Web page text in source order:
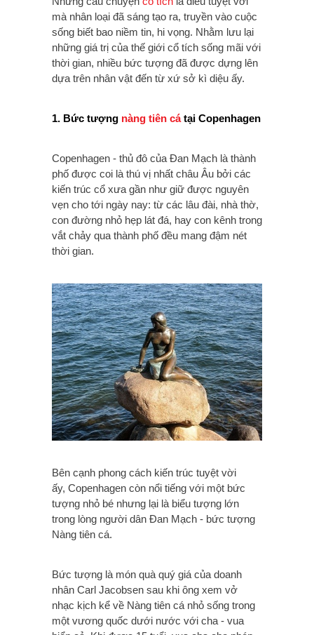
mà nhân loại đã sáng tạo ra, truyền vào cuộc
sống biết bao niềm tin, hi vọng. Nhằm lưu lại
những giá trị của thế giới cổ tích sống mãi với
thời gian, nhiều bức tượng đã được dựng lên
dựa trên nhân vật đến từ xứ sở kì diệu ấy.
1. Bức tượng nàng tiên cátại Copenhagen
Copenhagen - thủ đô của Đan Mạch là thành
phố được coi là thú vị nhất châu Âu bởi các
kiến trúc cổ xưa gần như giữ được nguyên
vẹn cho tới ngày nay: từ các lâu đài, nhà thờ,
con đường nhỏ hẹp lát đá, hay con kênh trong
vắt chảy qua thành phố đều mang đậm nét
thời gian.
Bên cạnh phong cách kiến trúc tuyệt vời
ấy, Copenhagen còn nổi tiếng với một bức
tượng nhỏ bé nhưng lại là biểu tượng lớn
trong lòng người dân Đan Mạch - bức tượng
Nàng tiên cá.
Bức tượng là món quà quý giá của doanh
nhân Carl Jacobsen sau khi ông xem vở
nhạc kịch kể về Nàng tiên cá nhỏ sống trong
một vương quốc dưới nước với cha - vua